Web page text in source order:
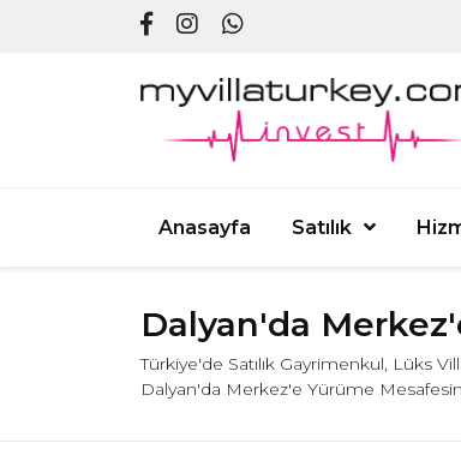
Anasayfa Satılık
Dalyan'da
Türkiye'de Satılık Gayrimenkul, Lüks
Dalyan'da Merkez'e Yürüme